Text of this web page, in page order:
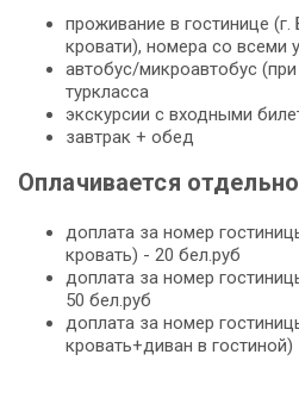
проживание в гостинице
кровати), номера со всеми
автобус/микроавтобус
туркласса
экскурсии с входными
завтрак + обед
Оплачивается отдельно
доплата за номер
кровать) - 20 бел.руб
доплата за номер
50 бел.руб
доплата за номер
кровать+диван в гостиной)